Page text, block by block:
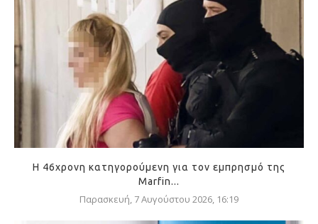
Η 46χρονη κατηγορούμενη για τον εμπρησμό της
Marfin...
Παρασκευή, 7 Αυγούστου 2026, 16:19